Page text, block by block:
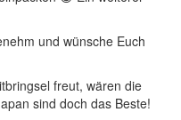
und wünsche Euch
freut, wären die
sind doch das Beste!